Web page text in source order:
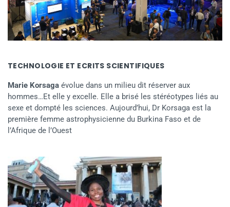
TECHNOLOGIE ET ECRITS SCIENTIFIQUES
Marie Korsaga évolue dans un milieu dit réserver aux
hommes…Et elle y excelle. Elle a brisé les stéréotypes liés au
sexe et dompté les sciences. Aujourd’hui, Dr Korsaga est la
première femme astrophysicienne du Burkina Faso et de
l’Afrique de l’Ouest